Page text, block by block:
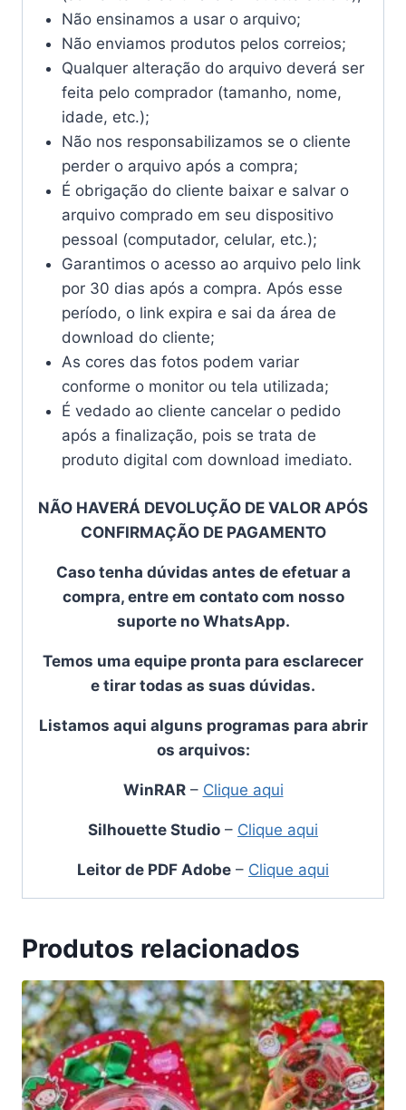
Não ensinamos a usar o arquivo;
Não enviamos produtos pelos correios;
Qualquer alteração do arquivo deverá ser
feita pelo comprador (tamanho, nome,
idade, etc.);
Não nos responsabilizamos se o cliente
perder o arquivo após a compra;
É obrigação do cliente baixar e salvar o
arquivo comprado em seu dispositivo
pessoal (computador, celular, etc.);
Garantimos o acesso ao arquivo pelo link
por 30 dias após a compra. Após esse
período, o link expira e sai da área de
download do cliente;
As cores das fotos podem variar
conforme o monitor ou tela utilizada;
É vedado ao cliente cancelar o pedido
após a finalização, pois se trata de
produto digital com download imediato.
NÃO HAVERÁ DEVOLUÇÃO DE VALOR APÓS
CONFIRMAÇÃO DE PAGAMENTO
Caso tenha dúvidas antes de efetuar a
compra, entre em contato com nosso
suporte no WhatsApp.
Temos uma equipe pronta para esclarecer
e tirar todas as suas dúvidas.
Listamos aqui alguns programas para abrir
os arquivos:
WinRAR– Clique aqui
Silhouette Studio – Clique aqui
Leitor de PDF Adobe – Clique aqui
Produtos relacionados